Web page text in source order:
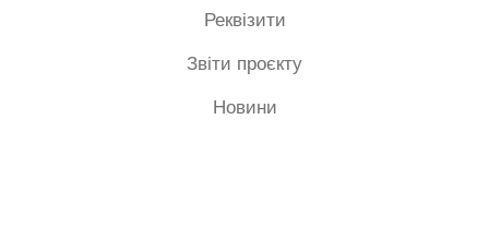
Реквізити
Звіти проєкту
Новини